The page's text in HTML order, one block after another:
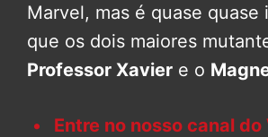
Marvel, mas é quase quase
que os dois maiores
Professor Xavier e o
Entre no nosso canal